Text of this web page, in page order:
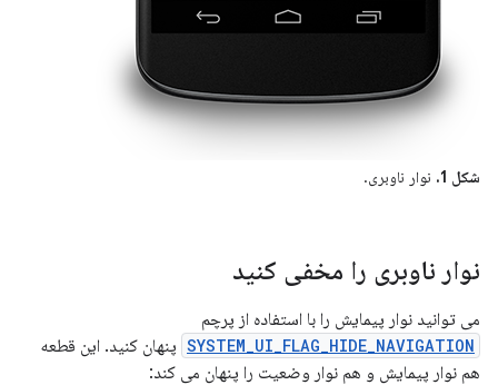
شکل 1. نوار ناوبری.
نوار ناوبری را مخفی کنید
می توانید نوار پیمایش را با استفاده از پرچم
SYSTEM_UI_FLAG_HIDE_NAVIGATION پنهان کنید. این قطعه
هم نوار پیمایش و هم نوار وضعیت را پنهان می کند: